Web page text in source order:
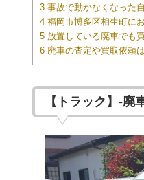
3 事故で動かなくなった
4 福岡市博多区相生町に
5 放置している廃車でも
6 廃車の査定や買取依頼
【トラック】-廃